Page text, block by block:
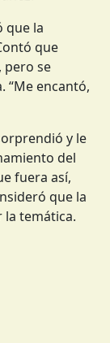
que la
que
pero se
“Me encantó,
y le
del
fuera así,
que la
la temática.